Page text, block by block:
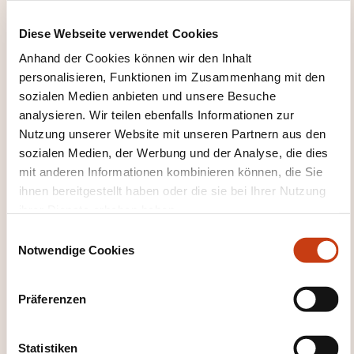
Diese Webseite verwendet Cookies
Anhand der Cookies können wir den Inhalt
personalisieren, Funktionen im Zusammenhang mit den
sozialen Medien anbieten und unsere Besuche
analysieren. Wir teilen ebenfalls Informationen zur
Nutzung unserer Website mit unseren Partnern aus den
sozialen Medien, der Werbung und der Analyse, die dies
mit anderen Informationen kombinieren können, die Sie
ihnen bereitgestellt haben oder die sie bei Ihrer Nutzung
Notwendige Cookies
Präferenzen
Statistiken
Alle Weiterbildungen anzeigen
Diese anderen Weiterbildungen könnten Sie
auch interessieren:
Entspannung Hippotherapie
Kinder- und
Jugendpsychologie
Kunsttherapie
Morphopsychologie
Neuropsychologie
Psychotherapie
Sozialpsychologie